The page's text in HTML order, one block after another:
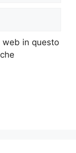
web in questo